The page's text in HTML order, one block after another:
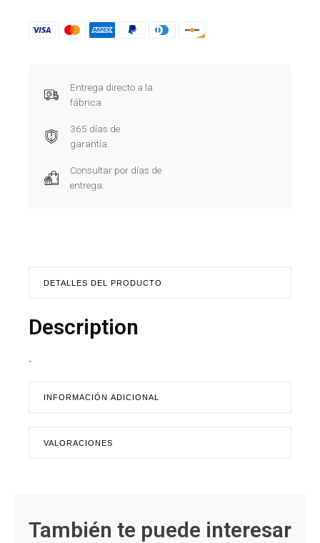
Entrega directo a la
fábrica
365 días de
garantía.
Consultar por días de
entrega.
DETALLES DEL PRODUCTO
Description
-
INFORMACIÓN ADICIONAL
VALORACIONES
También te puede interesar